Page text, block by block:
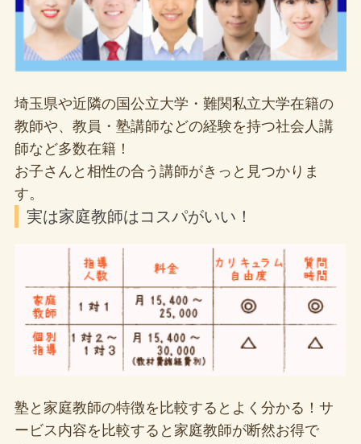
埼玉県や近隣の国公立大学・難関私立大学在籍の
教師や、教員・塾講師などの経験を持つ社会人講
師など多数在籍！
お子さんと相性の合う講師がきっと見つかりま
す。
実は家庭教師はコスパがいい！
塾と家庭教師の特徴を比較するとよく分かる！サ
ービス内容を比較すると家庭教師が断然お得で